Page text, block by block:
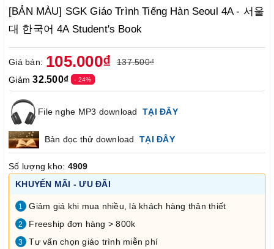
[BẢN MÀU] SGK Giáo Trình Tiếng Hàn Seoul 4A - 서울
대 한국어 4A Student's Book
Giá bán: 105.000₫
137.500₫
Giảm32.500₫ - 24%
File nghe MP3 download TẠI ĐÂY
Bản đọc thử download TẠI ĐÂY
Số lượng kho: 4909
KHUYẾN MÃI - ƯU ĐÃI
1 Giảm giá khi mua nhiều, là khách hàng thân thiết
2 Freeship đơn hàng > 800k
3 Tư vấn chọn giáo trình miễn phí